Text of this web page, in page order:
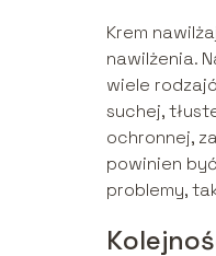
Krem
nawilżenia.
wiele
suchej,
ochronnej,
powinien
problemy,